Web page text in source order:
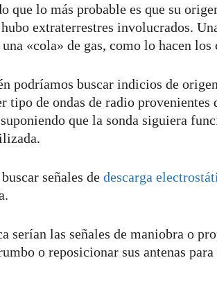
que lo más probable es que su
extraterrestres involucrados.
«cola» de gas, como lo hacen los
podríamos buscar indicios de
tipo de ondas de radio provenientes
que la sonda siguiera
señales de descarga
serían las señales de maniobra o
o reposicionar sus antenas